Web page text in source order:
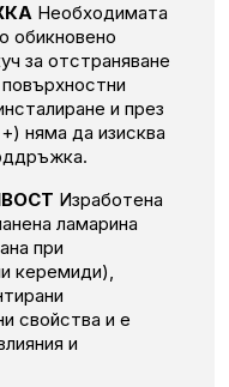
Необходимата
обикновено
за отстраняване
и през
няма да изисква
Изработена
ламарина
при
керемиди),
свойства и е
и